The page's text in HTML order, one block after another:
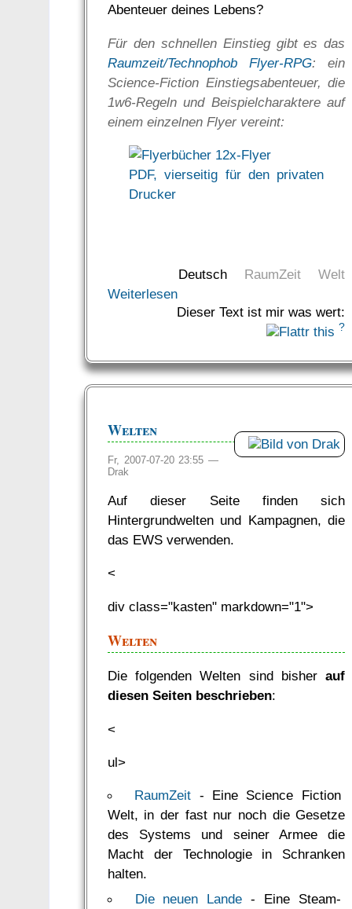
Abenteuer deines Lebens?
Für den schnellen Einstieg gibt es das
Raumzeit/Technophob Flyer-RPG: ein
Science-Fiction Einstiegsabenteuer, die
1w6-Regeln und Beispielcharaktere auf
einem einzelnen Flyer vereint:
PDF, vierseitig für den privaten
Drucker
Deutsch RaumZeit
Welt
Weiterlesen
Dieser Text ist mir was wert:
?
Welten
Fr, 2007-07-20 23:55 —
Drak
Auf dieser Seite finden sich
Hintergrundwelten und Kampagnen, die
das EWS verwenden.
<
div class="kasten" markdown="1">
Welten
Die folgenden Welten sind bisherauf
diesen Seiten beschrieben:
<
ul>
RaumZeit - Eine Science Fiction
Welt, in der fast nur noch die Gesetze
des Systems und seiner Armee die
Macht der Technologie in Schranken
halten.
Die neuen Lande - Eine Steam-